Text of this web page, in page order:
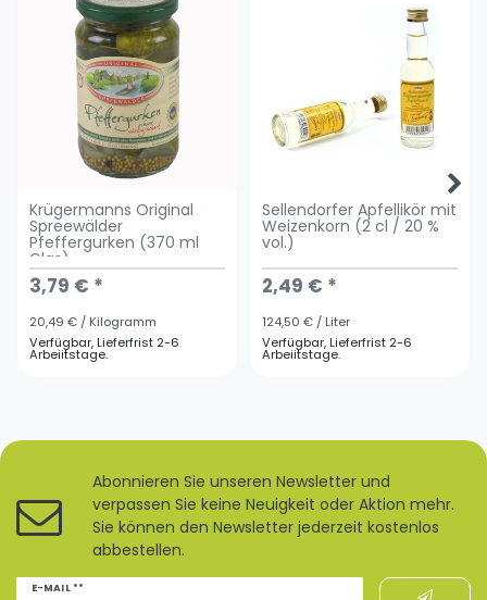
Krügermanns Original
Spreewälder
Pfeffergurken (370 ml
Glas)
3,79 € *
20,49 € / Kilogramm
Verfügbar, Lieferfrist 2-6
Arbeiitstage.
Sellendorfer Apfellikör mit
Weizenkorn (2 cl / 20 %
vol.)
2,49 € *
124,50 € / Liter
Verfügbar, Lieferfrist 2-6
Arbeiitstage.
Abonnieren Sie unseren Newsletter und
verpassen Sie keine Neuigkeit oder Aktion mehr.
Sie können den Newsletter jederzeit kostenlos
abbestellen.
E-MAIL **
Newsletter